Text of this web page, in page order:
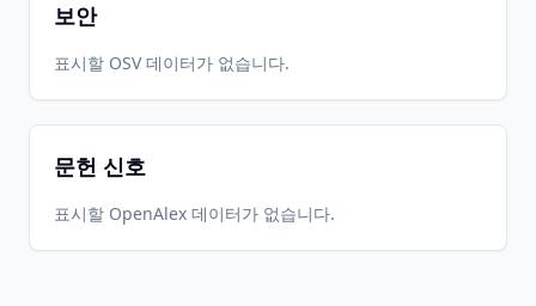
보안
표시할 OSV 데이터가 없습니다.
문헌 신호
표시할 OpenAlex 데이터가 없습니다.